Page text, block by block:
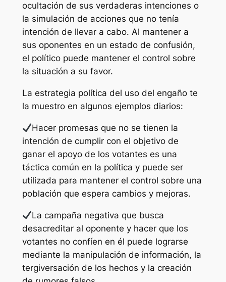
ocultación de sus verdaderas intenciones o
la simulación de acciones que no tenía
intención de llevar a cabo. Al mantener a
sus oponentes en un estado de confusión,
el político puede mantener el control sobre
la situación a su favor.
La estrategia política del uso del engaño te
la muestro en algunos ejemplos diarios:
Hacer promesas que no se tienen la
intención de cumplir con el objetivo de
ganar el apoyo de los votantes es una
táctica común en la política y puede ser
utilizada para mantener el control sobre una
población que espera cambios y mejoras.
La campaña negativa que busca
desacreditar al oponente y hacer que los
votantes no confíen en él puede lograrse
mediante la manipulación de información, la
tergiversación de los hechos y la creación